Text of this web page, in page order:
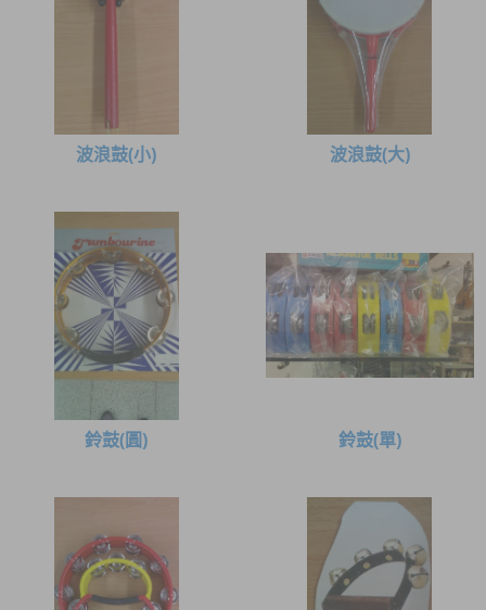
波浪鼓(小) 波浪鼓(大)
鈴鼓(圓) 鈴鼓(單)